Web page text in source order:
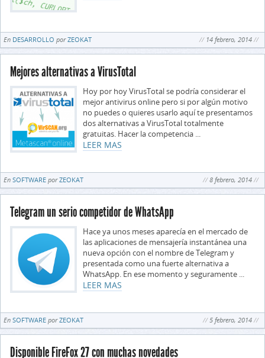
En DESARROLLO porZEOKAT 14 febrero, 2014
Mejores alternativas a VirusTotal
Hoy por hoy VirusTotal se podría considerar el
mejor antivirus online pero si por algún motivo
no puedes o quieres usarlo aquí te presentamos
dos alternativas a VirusTotal totalmente
gratuitas. Hacer la competencia ...
LEER MAS
En SOFTWARE porZEOKAT 8 febrero, 2014
Telegram un serio competidor de WhatsApp
Hace ya unos meses aparecía en el mercado de
las aplicaciones de mensajería instantánea una
nueva opción con el nombre de Telegram y
presentada como una fuerte alternativa a
WhatsApp. En ese momento y seguramente ...
LEER MAS
En SOFTWARE porZEOKAT 5 febrero, 2014
Disponible FireFox 27 con muchas novedades